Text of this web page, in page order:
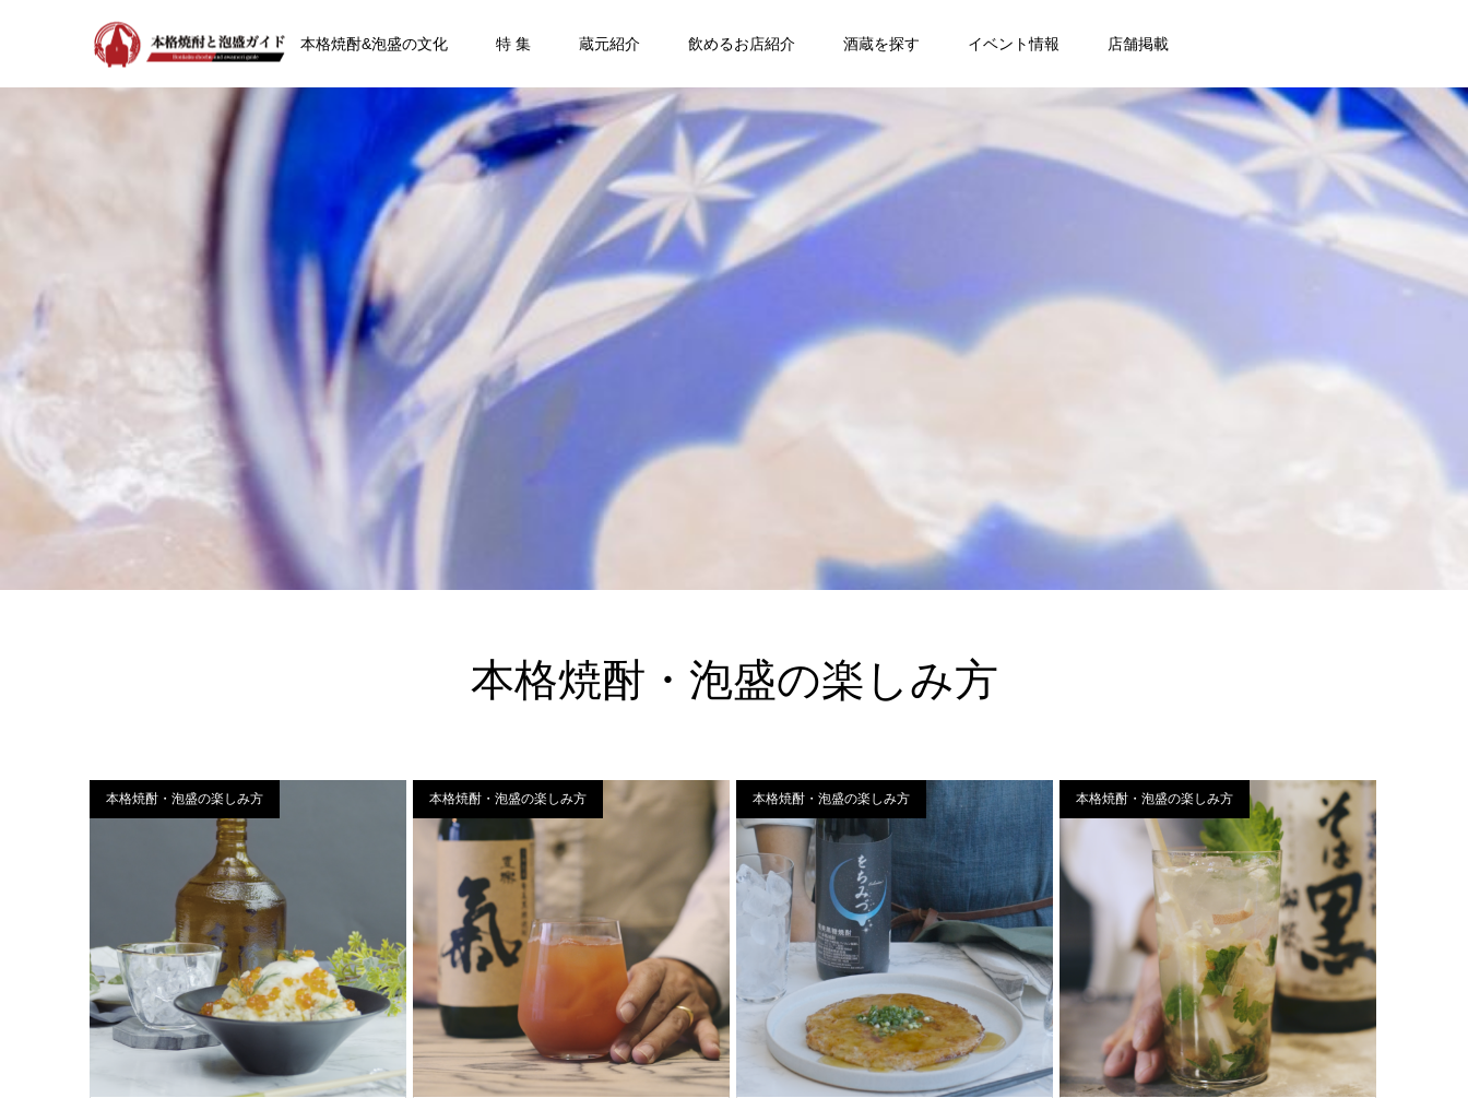
本格焼酎&泡盛の文化 特 集 蔵元紹介 飲めるお店紹介 酒蔵を探す イベント情報 店舗掲載
本格焼酎・泡盛の楽しみ方
本格焼酎・泡盛の楽しみ方 本格焼酎・泡盛の楽しみ方 本格焼酎・泡盛の楽しみ方 本格焼酎・泡盛の楽しみ方